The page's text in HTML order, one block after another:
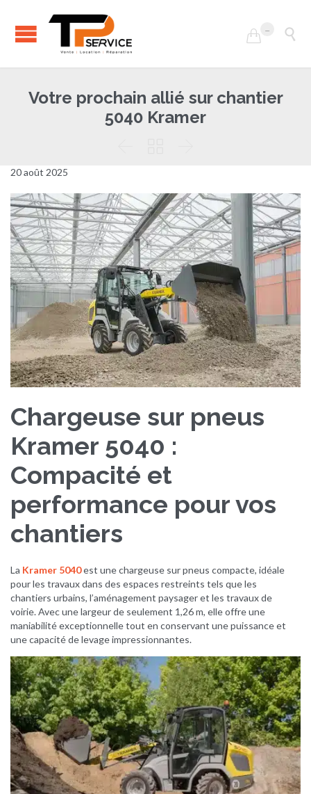
 
Votre prochain allié sur chantier
5040 Kramer
20 août 2025
Chargeuse sur pneus
Kramer 5040 :
Compacité et
performance pour vos
chantiers
La Kramer 5040est une chargeuse sur pneus compacte, idéale
pour les travaux dans des espaces restreints tels que les
chantiers urbains, l’aménagement paysager et les travaux de
voirie. Avec une largeur de seulement 1,26 m, elle offre une
maniabilité exceptionnelle tout en conservant une puissance et
une capacité de levage impressionnantes.